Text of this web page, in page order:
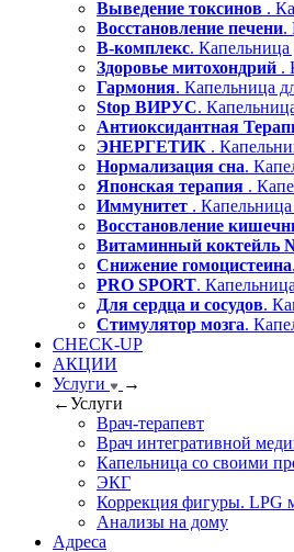
Выведение токсинов .
Восстановление печени.
В-комплекс.
Здоровье митохондрий .
Гармония. Капельница
Stop ВИРУС.
Антиоксидантная
ЭНЕРГЕТИК .
Нормализация сна.
Японская терапия .
Иммунитет .
Восстановление
Витаминный коктейль
Снижение гомоцистеина
PRO SPORT.
Для сердца и сосудов.
Стимулятор мозга.
CHECK-UP
АКЦИИ
Услуги
→
←Услуги
Врач-терапевт
Врач интегративной
Капельница со своими
ЭКГ
Коррекция фигуры. LPG
Анализы на дому
Адреса